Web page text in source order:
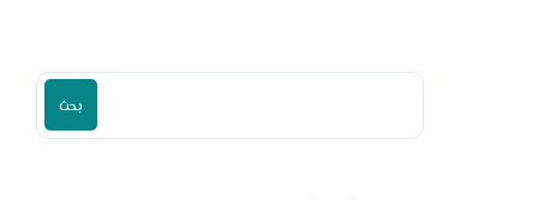
بحث